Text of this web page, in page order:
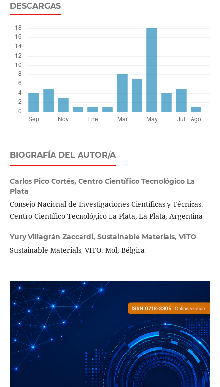
DESCARGAS
BIOGRAFÍA DEL AUTOR/A
Carlos Pico Cortés, Centro Científico Tecnológico La
Plata
Consejo Nacional de Investigaciones Científicas y Técnicas.
Centro Científico Tecnológico La Plata, La Plata, Argentina
Yury Villagrán Zaccardi, Sustainable Materials, VITO
Sustainable Materials, VITO. Mol, Bélgica